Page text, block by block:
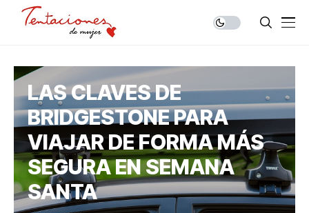
LAS CLAVES DE
BRIDGESTONE PARA
VIAJAR DE FORMA MÁS
SEGURA EN SEMANA
SANTA